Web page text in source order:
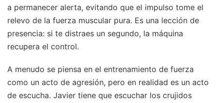
a permanecer alerta, evitando que el impulso tome el
relevo de la fuerza muscular pura. Es una lección de
presencia: si te distraes un segundo, la máquina
recupera el control.
A menudo se piensa en el entrenamiento de fuerza
como un acto de agresión, pero en realidad es un acto
de escucha. Javier tiene que escuchar los crujidos